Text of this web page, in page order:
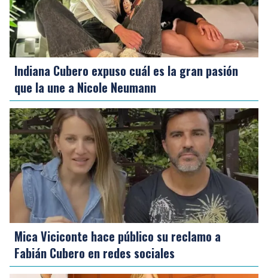
Indiana Cubero expuso cuál es la gran pasión
que la une a Nicole Neumann
Mica Viciconte hace público su reclamo a
Fabián Cubero en redes sociales